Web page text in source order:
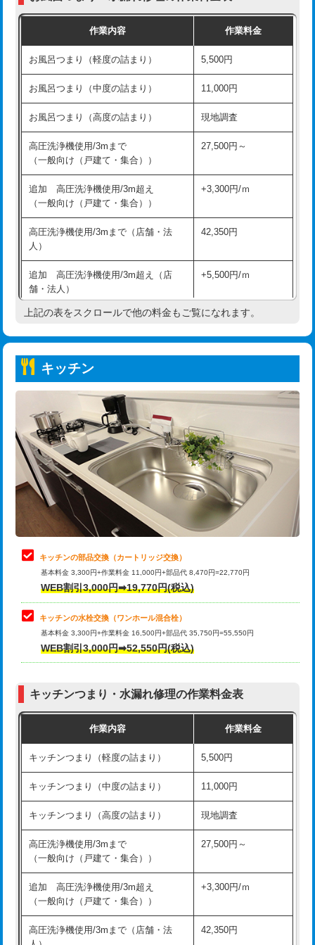
交換・取付（普通便座） 11,000円+材料費
交換・取付（温水洗浄便座） 16,500円+材料費
交換・取付(単水栓（壁付・デッキ
式）)
13,200円+材料費
交換・取付(混合水栓（壁付・デッキ
式・ワンホール）)
16,500円+材料費
交換・取付(排水栓・排水トラップ
（P/S/ポップアップ））
22,000円+材料費
交換・取付（その他部品） 11,000円+材料費
持込商品取付（単水栓） 13,200円
持込商品取付（混合水栓）
持込商品取付（浄水器・分岐水栓） 16,500円
持込商品取付（温水洗浄便座） 22,000円
持込商品取付（普通便座⇔温水洗浄便
22,000円
給水管工事※（ホール加工)
給水管工事※（バンド止め) 3,300円
給水管工事※（支持金具設置) 5,500円
給水管工事※（保温材使用（バンド止
め込み）)
5,500円
給水管工事※（土の掘削・埋め戻し作
11,000円
給水管工事※（塩ビ管（VP・HI）使
用/3ｍまで)
給水管工事※（塩ビ管（VP・HI）使
用（追加）/3ｍ超え)
給水管工事※（ライニング鋼管・銅
管・ポリ管・HT管使用/3ｍまで)
44,000円
管・ポリ管・HT管使用/3ｍ超え)
排水管工事（土の掘削・埋め戻し作
11,000円~
排水管工事（排水管工事/3ｍまで） 55,000円
排水管工事（追加 排水管工事/3ｍ超
+11,000円
マス交換（深さ50㎝未満）
マス交換（深さ50㎝以上） 66,000円
コンクリート斫り（厚さ10㎝まで）
作業内容 作業料金
お風呂つまり（軽度の詰まり） 5,500円
お風呂つまり（中度の詰まり） 11,000円
お風呂つまり（高度の詰まり） 現地調査
高圧洗浄機使用/3mまで
（一般向け（戸建て・集合））
27,500円～
追加 高圧洗浄機使用/3m超え
（一般向け（戸建て・集合））
+3,300円/ｍ
高圧洗浄機使用/3mまで（店舗・法
人）
42,350円
追加 高圧洗浄機使用/3m超え（店
舗・法人）
+5,500円/ｍ
高度高圧洗浄換 現地調査
トーラー機使用/3mまで
追加トーラー機使用/3m超え +3,300円
カメラ調査 33,000円
桝清掃 8,800円
止水・漏水調査・防水処理・清掃・修
理・調整・分解・加工など（軽作業）
11,000円
止水・漏水調査・防水処理・清掃・修
理・調整・分解・加工など（中作業）
22,000円
止水・漏水調査・防水処理・清掃・修
理・調整・分解・加工など（重作業）
33,000円
お風呂タンク脱着
その他部品の脱着
式・ワンホール）)
交換・取付(排水栓・排水トラップ
22,000円+材料費
持込商品取付（単水栓）
持込商品取付（混合水栓） 16,500円
上記の表をスクロールで他の料金もご覧になれます。
キッチン
キッチンの部品交換（カートリッジ交換）
基本料金 3,300円+作業料金 11,000円+部品代 8,470円=22,770円
WEB割引3,000円➡19,770円(税込)
キッチンの水栓交換（ワンホール混合栓）
基本料金 3,300円+作業料金 16,500円+部品代 35,750円=55,550円
WEB割引3,000円➡52,550円(税込)
キッチンつまり・水漏れ修理の作業料金表
作業内容 作業料金
キッチンつまり（軽度の詰まり） 5,500円
キッチンつまり（中度の詰まり） 11,000円
キッチンつまり（高度の詰まり） 現地調査
高圧洗浄機使用/3mまで
（一般向け（戸建て・集合））
27,500円～
追加 高圧洗浄機使用/3m超え
（一般向け（戸建て・集合））
+3,300円/ｍ
高圧洗浄機使用/3mまで（店舗・法
42,350円